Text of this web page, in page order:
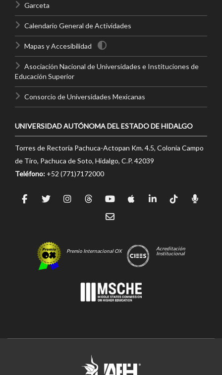
Garceta
Calendario General de Actividades
Mapas y Accesibilidad
Asociación Nacional de Universidades e Instituciones de
Educación Superior
Consorcio de Universidades Mexicanas
UNIVERSIDAD AUTÓNOMA DEL ESTADO DE HIDALGO
Torres de Rectoría Pachuca-Actopan Km. 4.5, Colonia Campo
de Tiro, Pachuca de Soto, Hidalgo, C.P. 42039
Teléfono: +52 (771)7172000
Premio Internacional OX
Acreditación
Institucional